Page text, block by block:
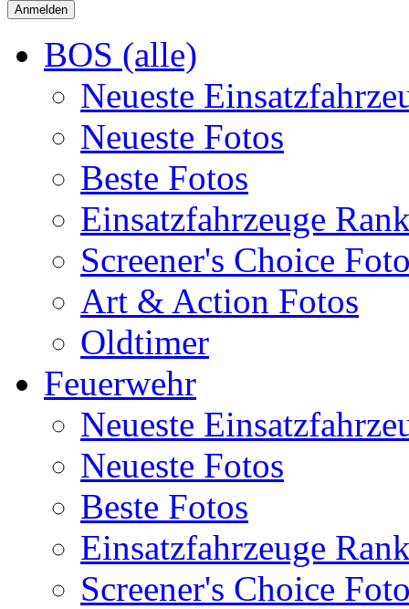
BOS (alle)
Neueste
Neueste Fotos
Beste Fotos
Einsatzfahrzeuge
Screener's Choice
Art & Action Fotos
Oldtimer
Feuerwehr
Neueste
Neueste Fotos
Beste Fotos
Einsatzfahrzeuge
Screener's Choice